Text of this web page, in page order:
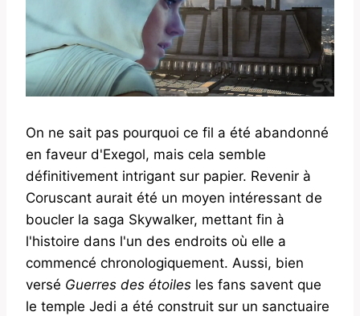
On ne sait pas pourquoi ce fil a été abandonné
en faveur d'Exegol, mais cela semble
définitivement intrigant sur papier. Revenir à
Coruscant aurait été un moyen intéressant de
boucler la saga Skywalker, mettant fin à
l'histoire dans l'un des endroits où elle a
commencé chronologiquement. Aussi, bien
versé Guerres des étoiles les fans savent que
le temple Jedi a été construit sur un sanctuaire